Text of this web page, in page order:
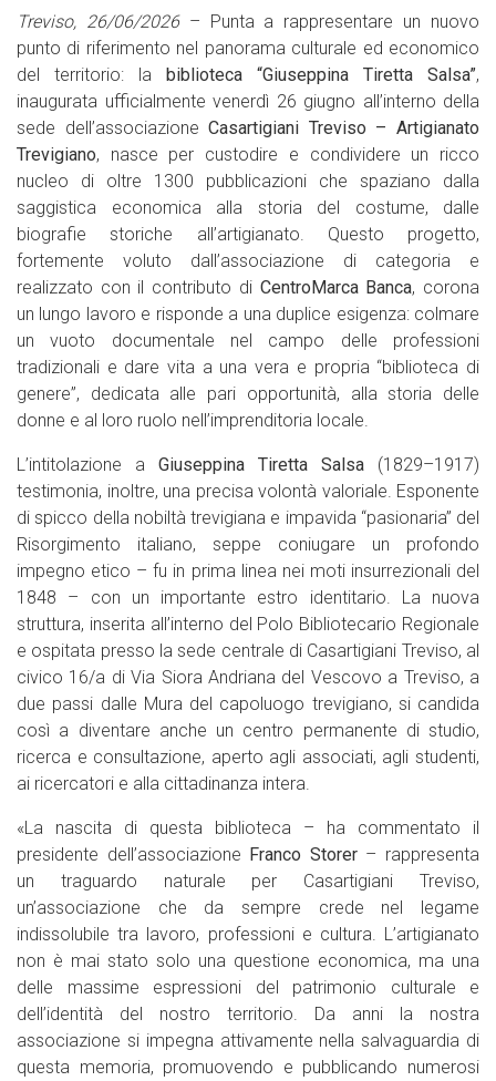
Treviso, 26/06/2026 – Punta a rappresentare un nuovo
punto di riferimento nel panorama culturale ed economico
del territorio: la biblioteca “Giuseppina Tiretta Salsa”,
inaugurata ufficialmente venerdì 26 giugno all’interno della
sede dell’associazioneCasartigiani Treviso – Artigianato
Trevigiano, nasce per custodire e condividere un ricco
nucleo di oltre 1300 pubblicazioni che spaziano dalla
saggistica economica alla storia del costume, dalle
biografie storiche all’artigianato. Questo progetto,
fortemente voluto dall’associazione di categoria e
realizzato con il contributo di CentroMarca Banca, corona
un lungo lavoro e risponde a una duplice esigenza: colmare
un vuoto documentale nel campo delle professioni
tradizionali e dare vita a una vera e propria “biblioteca di
genere”, dedicata alle pari opportunità, alla storia delle
donne e al loro ruolo nell’imprenditoria locale.
L’intitolazione a Giuseppina Tiretta Salsa (1829–1917)
testimonia, inoltre, una precisa volontà valoriale. Esponente
di spicco della nobiltà trevigiana e impavida “pasionaria” del
Risorgimento italiano, seppe coniugare un profondo
impegno etico – fu in prima linea nei moti insurrezionali del
1848 – con un importante estro identitario. La nuova
struttura, inserita all’interno del Polo Bibliotecario Regionale
e ospitata presso la sede centrale di Casartigiani Treviso, al
civico 16/a di Via Siora Andriana del Vescovo a Treviso, a
due passi dalle Mura del capoluogo trevigiano, si candida
così a diventare anche un centro permanente di studio,
ricerca e consultazione, aperto agli associati, agli studenti,
ai ricercatori e alla cittadinanza intera.
«La nascita di questa biblioteca – ha commentato il
presidente dell’associazione Franco Storer – rappresenta
un traguardo naturale per Casartigiani Treviso,
un’associazione che da sempre crede nel legame
indissolubile tra lavoro, professioni e cultura. L’artigianato
non è mai stato solo una questione economica, ma una
delle massime espressioni del patrimonio culturale e
dell’identità del nostro territorio. Da anni la nostra
associazione si impegna attivamente nella salvaguardia di
questa memoria, promuovendo e pubblicando numerosi